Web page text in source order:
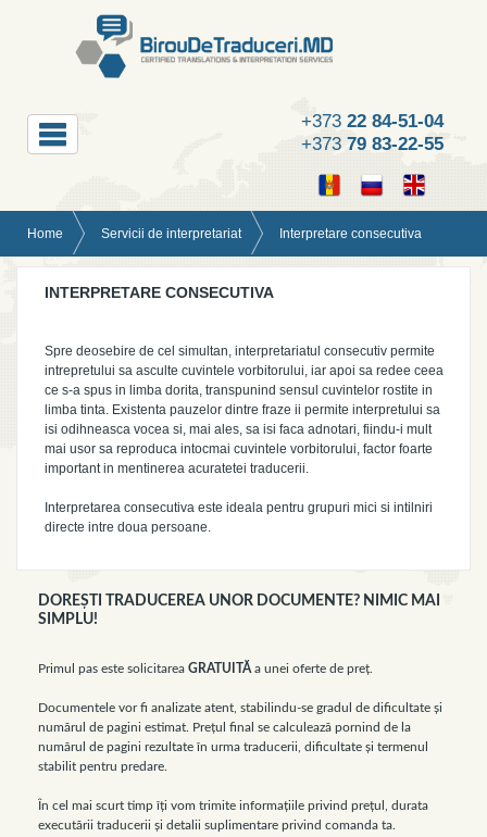
+37322 84-51-04
+373 79 83-22-55
Home Servicii de interpretariat Interpretare consecutiva
INTERPRETARE CONSECUTIVA
Spre deosebire de cel simultan, interpretariatul consecutiv permite
intrepretului sa asculte cuvintele vorbitorului, iar apoi sa redee ceea
ce s-a spus in limba dorita, transpunind sensul cuvintelor rostite in
limba tinta. Existenta pauzelor dintre fraze ii permite interpretului sa
isi odihneasca vocea si, mai ales, sa isi faca adnotari, fiindu-i mult
mai usor sa reproduca intocmai cuvintele vorbitorului, factor foarte
important in mentinerea acuratetei traducerii.
Interpretarea consecutiva este ideala pentru grupuri mici si intilniri
directe intre doua persoane.
DOREŞTI TRADUCEREA UNOR DOCUMENTE? NIMIC MAI
SIMPLU!
Primul pas este solicitarea GRATUITĂ a unei oferte de preţ.
Documentele vor fi analizate atent, stabilindu-se gradul de dificultate şi
numărul de pagini estimat. Preţul final se calculează pornind de la
numărul de pagini rezultate în urma traducerii, dificultate şi termenul
stabilit pentru predare.
În cel mai scurt timp îţi vom trimite informaţiile privind preţul, durata
executării traducerii şi detalii suplimentare privind comanda ta.